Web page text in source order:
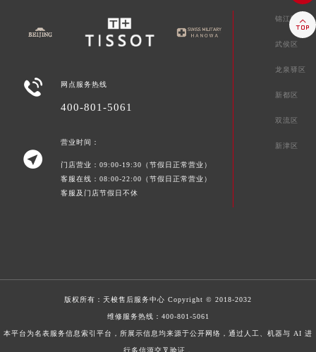
 网点服务热线
400-801-5061

营业时间：
门店营业：09:00-19:30（节假日正常营业）
客服在线：08:00-22:00（节假日正常营业）
客服及门店节假日不休
锦江区
武侯区
龙泉驿区
新都区
双流区
新津区
版权所有： 天梭售后服务中心 Copyright © 2018-2032
维修服务热线： 400-801-5061
本平台为名表服务信息索引平台，所展示信息均来源于公开网络，通过人工、机器与 AI 进
